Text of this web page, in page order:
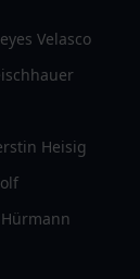
Velasco
Heisig